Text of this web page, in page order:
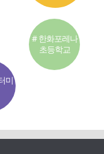
미
# 한화포레나
초등학교